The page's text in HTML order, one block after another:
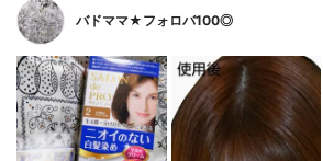
バドママ★フォロバ100◎